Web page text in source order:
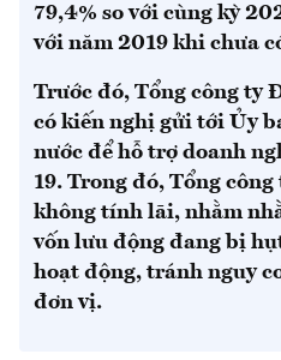
79,4% so với cùng kỳ
với năm 2019 khi chưa
Trước đó, Tổng công ty
có kiến nghị gửi tới Ủy
nước để hỗ trợ doanh
19. Trong đó, Tổng
không tính lãi, nhằm
vốn lưu động đang bị
hoạt động, tránh nguy
đơn vị.